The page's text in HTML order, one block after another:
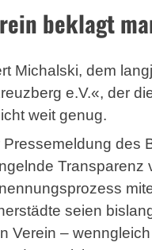
beklagt
Michalski, dem
e.V.«, der
weit genug.
des
Transparenz
seien
Verein –